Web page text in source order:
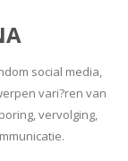
social media,
vari?ren van
vervolging,